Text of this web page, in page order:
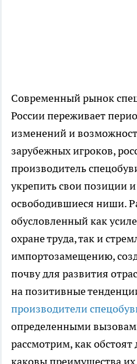
Современный рынок
России переживает
изменений и
зарубежных игроков,
производитель
укрепить свои позиции
освободившиеся ниши.
обусловленный как
охране труда, так и
импортозамещению,
почву для развития
на позитивные
производители
определенными
рассмотрим, как обстоят